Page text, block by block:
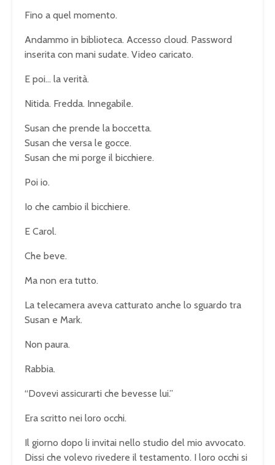
Fino a quel momento.
Andammo in biblioteca. Accesso cloud. Password
inserita con mani sudate. Video caricato.
E poi… la verità.
Nitida. Fredda. Innegabile.
Susan che prende la boccetta.
Susan che versa le gocce.
Susan che mi porge il bicchiere.
Poi io.
Io che cambio il bicchiere.
E Carol.
Che beve.
Ma non era tutto.
La telecamera aveva catturato anche lo sguardo tra
Susan e Mark.
Non paura.
Rabbia.
“Dovevi assicurarti che bevesse lui.”
Era scritto nei loro occhi.
Il giorno dopo li invitai nello studio del mio avvocato.
Dissi che volevo rivedere il testamento. I loro occhi si